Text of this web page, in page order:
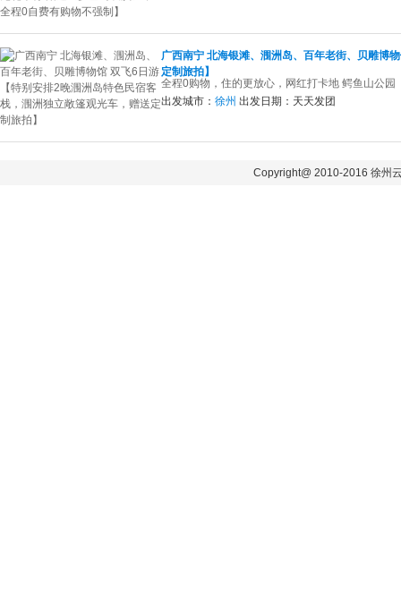
广西南宁 北海银滩、涠洲岛、百年老街、贝雕博
定制旅拍】
全程0购物，住的更放心，网红打卡地 鳄鱼山公园
出发城市： 徐州 出发日期： 天天发团
Copyright@ 2010-2016 徐州